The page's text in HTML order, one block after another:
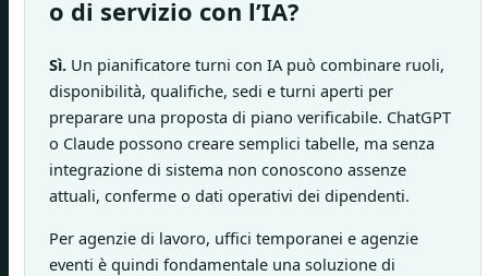
o di servizio con l’IA?
Sì. Un pianificatore turni con IA può combinare ruoli,
disponibilità, qualifiche, sedi e turni aperti per
preparare una proposta di piano verificabile. ChatGPT
o Claude possono creare semplici tabelle, ma senza
integrazione di sistema non conoscono assenze
attuali, conferme o dati operativi dei dipendenti.
Per agenzie di lavoro, uffici temporanei e agenzie
eventi è quindi fondamentale una soluzione di